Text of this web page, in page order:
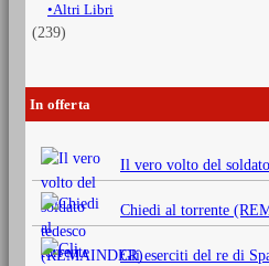
Altri Libri
(239)
In offerta
Il vero volto del
Chiedi al torrente
Gli eserciti del re di